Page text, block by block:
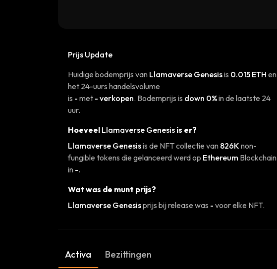
Prijs Update
Huidige bodemprijs van Llamaverse Genesisis 0.015 ETH en
het 24-uurs handelsvolume
is - met - verkopen. Bodemprijs is down 0%in de laatste 24
uur.
Hoeveel Llamaverse Genesis is er?
Llamaverse Genesisis de NFT collectie van 826K non-
fungible tokens die gelanceerd werd op Ethereum Blockchain
in -.
Wat was de munt prijs?
Llamaverse Genesisprijs bij release was - voor elke NFT.
Activa Bezittingen